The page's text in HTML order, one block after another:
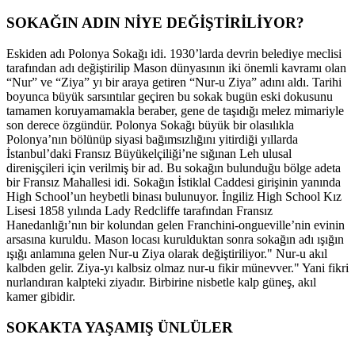
SOKAĞIN ADIN NİYE DEĞİŞTİRİLİYOR?
Eskiden adı Polonya Sokağı idi. 1930’larda devrin belediye meclisi
tarafından adı değiştirilip Mason dünyasının iki önemli kavramı olan
“Nur” ve “Ziya” yı bir araya getiren “Nur-u Ziya” adını aldı. Tarihi
boyunca büyük sarsıntılar geçiren bu sokak bugün eski dokusunu
tamamen koruyamamakla beraber, gene de taşıdığı melez mimariyle
son derece özgündür. Polonya Sokağı büyük bir olasılıkla
Polonya’nın bölünüp siyasi bağımsızlığını yitirdiği yıllarda
İstanbul’daki Fransız Büyükelçiliği’ne sığınan Leh ulusal
direnişçileri için verilmiş bir ad. Bu sokağın bulunduğu bölge adeta
bir Fransız Mahallesi idi. Sokağın İstiklal Caddesi girişinin yanında
High School’un heybetli binası bulunuyor. İngiliz High School Kız
Lisesi 1858 yılında Lady Redcliffe tarafından Fransız
Hanedanlığı’nın bir kolundan gelen Franchini-ongueville’nin evinin
arsasına kuruldu. Mason locası kurulduktan sonra sokağın adı ışığın
ışığı anlamına gelen Nur-u Ziya olarak değiştiriliyor." Nur-u akıl
kalbden gelir. Ziya-yı kalbsiz olmaz nur-u fikir münevver." Yani fikri
nurlandıran kalpteki ziyadır. Birbirine nisbetle kalp güneş, akıl
kamer gibidir.
SOKAKTA YAŞAMIŞ ÜNLÜLER